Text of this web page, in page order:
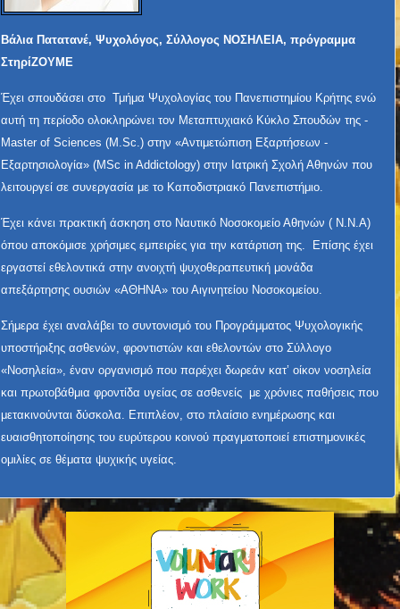
Βάλια Πατατανέ, Ψυχολόγος, Σύλλογος ΝΟΣΗΛΕΙΑ, πρόγραμμα
ΣτηρίΖΟΥΜΕ
Έχει σπουδάσει στο Τμήμα Ψυχολογίας του Πανεπιστημίου Κρήτης ενώ
αυτή τη περίοδο ολοκληρώνει τον Μεταπτυχιακό Κύκλο Σπουδών της -
Master of Sciences (M.Sc.) στην «Αντιμετώπιση Εξαρτήσεων -
Εξαρτησιολογία» (MSc in Addictology) στην Ιατρική Σχολή Αθηνών που
λειτουργεί σε συνεργασία με το Καποδιστριακό Πανεπιστήμιο.
Έχει κάνει πρακτική άσκηση στο Ναυτικό Νοσοκομείο Αθηνών ( Ν.Ν.Α)
όπου αποκόμισε χρήσιμες εμπειρίες για την κατάρτιση της. Επίσης έχει
εργαστεί εθελοντικά στην ανοιχτή ψυχοθεραπευτική μονάδα
απεξάρτησης ουσιών «ΑΘΗΝΑ» του Αιγινητείου Νοσοκομείου.
Σήμερα έχει αναλάβει το συντονισμό του Προγράμματος Ψυχολογικής
υποστήριξης ασθενών, φροντιστών και εθελοντών στο Σύλλογο
«Νοσηλεία», έναν οργανισμό που παρέχει δωρεάν κατ’ οίκον νοσηλεία
και πρωτοβάθμια φροντίδα υγείας σε ασθενείς με χρόνιες παθήσεις που
μετακινούνται δύσκολα. Επιπλέον, στο πλαίσιο ενημέρωσης και
ευαισθητοποίησης του ευρύτερου κοινού πραγματοποιεί επιστημονικές
ομιλίες σε θέματα ψυχικής υγείας.